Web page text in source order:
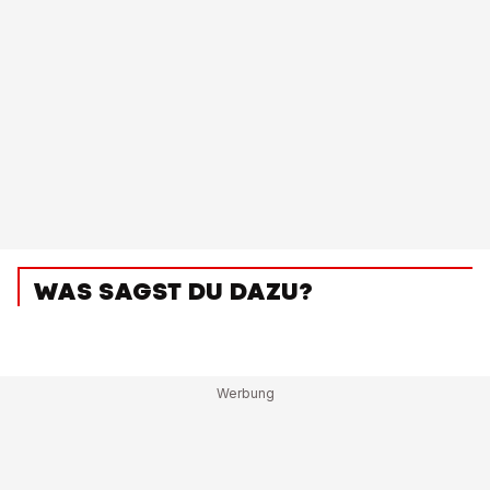
WAS SAGST DU DAZU?